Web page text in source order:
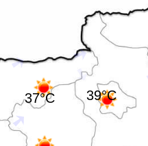
37°C 39°C